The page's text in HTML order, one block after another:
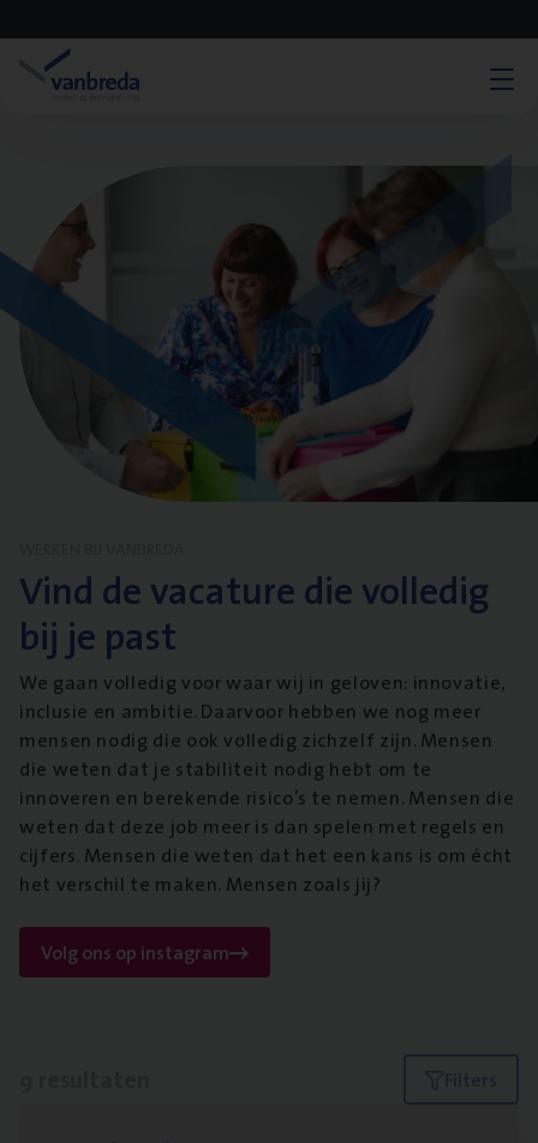
Vind de vacature die volledig
bij je past
We gaan volledig voor waar wij in geloven: innovatie,
inclusie en ambitie. Daarvoor hebben we nog meer
mensen nodig die ook volledig zichzelf zijn. Mensen
die weten dat je stabiliteit nodig hebt om te
innoveren en berekende risico’s te nemen. Mensen die
weten dat deze job meer is dan spelen met regels en
cijfers. Mensen die weten dat het een kans is om écht
het verschil te maken. Mensen zoals jij?
Volg ons op instagram
Filters